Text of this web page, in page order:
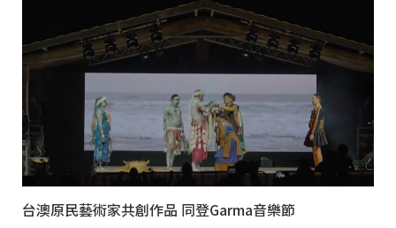
台澳原民藝術家共創作品 同登Garma音樂節